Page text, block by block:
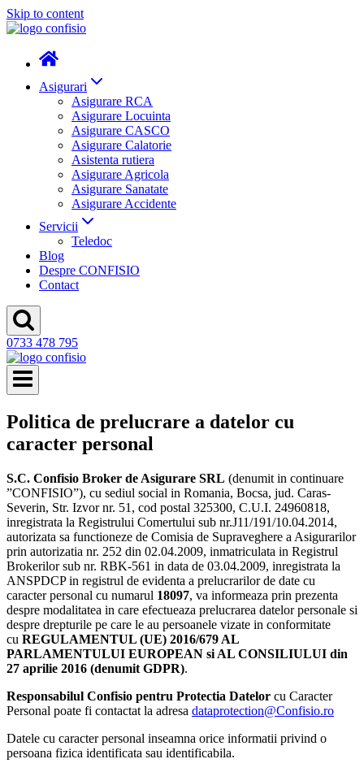
Skip to content
Asigurari
Asigurare RCA
Asigurare Locuinta
Asigurare CASCO
Asigurare Calatorie
Asistenta rutiera
Asigurare Agricola
Asigurare Sanatate
Asigurare Accidente
Servicii
Teledoc
Blog
Despre CONFISIO
Contact
0733 478 795
Politica de prelucrare a datelor cu
caracter personal
S.C. Confisio Broker de Asigurare SRL (denumit in continuare
”CONFISIO”), cu sediul social in Romania, Bocsa, jud. Caras-
Severin, Str. Izvor nr. 51, cod postal 325300, C.U.I. 24960818,
inregistrata la Registrului Comertului sub nr.J11/191/10.04.2014,
autorizata sa functioneze de Comisia de Supraveghere a Asigurarilor
prin autorizatia nr. 252 din 02.04.2009, inmatriculata in Registrul
Brokerilor sub nr. RBK-561 in data de 03.04.2009, inregistrata la
ANSPDCP in registrul de evidenta a prelucrarilor de date cu
caracter personal cu numarul 18097, va informeaza prin prezenta
despre modalitatea in care efectueaza prelucrarea datelor personale si
despre drepturile pe care le au persoanele vizate in conformitate
cu REGULAMENTUL (UE) 2016/679 AL
PARLAMENTULUI EUROPEAN si AL CONSILIULUI din
27 aprilie 2016 (denumit GDPR).
Responsabilul Confisio pentru Protectia Datelor cu Caracter
Personal poate fi contactat la adresa dataprotection@Confisio.ro
Datele cu caracter personal inseamna orice informatii privind o
persoana fizica identificata sau identificabila.